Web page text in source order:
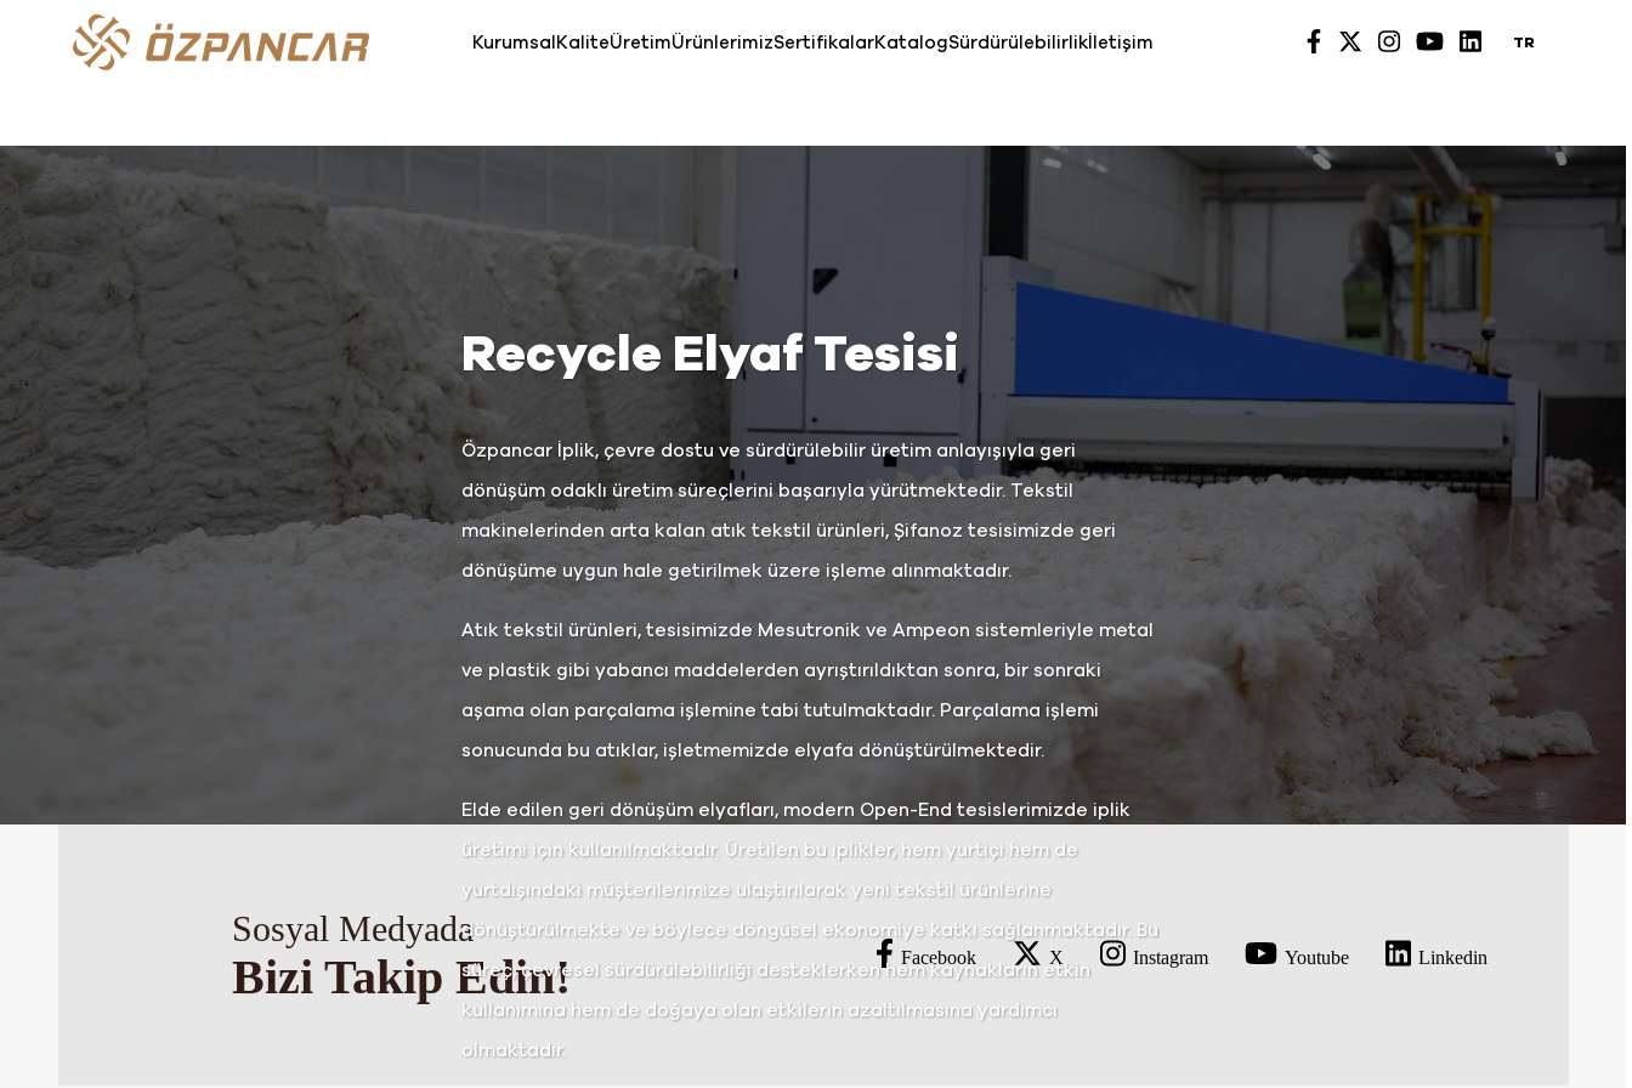
Kurumsal KaliteÜretimÜrünlerimizSertifikalarKatalogSürdürülebilirlik İletişim TR
Recycle Elyaf Tesisi
Özpancar İplik, çevre dostu ve sürdürülebilir üretim anlayışıyla geri
dönüşüm odaklı üretim süreçlerini başarıyla yürütmektedir. Tekstil
makinelerinden arta kalan atık tekstil ürünleri, Şifanoz tesisimizde geri
dönüşüme uygun hale getirilmek üzere işleme alınmaktadır.
Atık tekstil ürünleri, tesisimizde Mesutronik ve Ampeon sistemleriyle metal
ve plastik gibi yabancı maddelerden ayrıştırıldıktan sonra, bir sonraki
aşama olan parçalama işlemine tabi tutulmaktadır. Parçalama işlemi
sonucunda bu atıklar, işletmemizde elyafa dönüştürülmektedir.
Elde edilen geri dönüşüm elyafları, modern Open-End tesislerimizde iplik
üretimi için kullanılmaktadır. Üretilen bu iplikler, hem yurtiçi hem de
yurtdışındaki müşterilerimize ulaştırılarak yeni tekstil ürünlerine
dönüştürülmekte ve böylece döngüsel ekonomiye katkı sağlanmaktadır. Bu
süreç, çevresel sürdürülebilirliği desteklerken hem kaynakların etkin
kullanımına hem de doğaya olan etkilerin azaltılmasına yardımcı
olmaktadır.
Sosyal Medyada
Bizi Takip Edin! Facebook X Instagram Youtube Linkedin